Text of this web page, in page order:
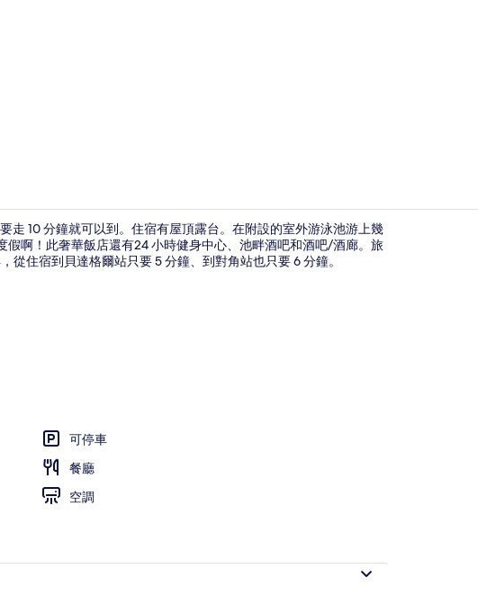
走 10 分鐘就可以到。住宿有屋頂露台。在附設的室外游泳池游上幾
啊！此奢華飯店還有24 小時健身中心、池畔酒吧和酒吧/酒廊。旅
住宿到貝達格爾站只要 5 分鐘、到對角站也只要 6 分鐘。
可停車
餐廳
空調